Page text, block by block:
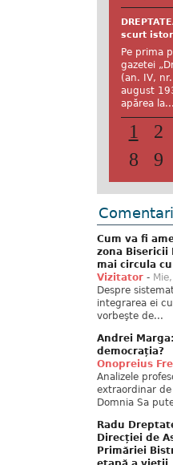
scurt
Pe prima
gazetei
(an. IV,
august
apărea la...
1 2
8
9
Cum va fi
zona Bisericii
mai circula
Vizitator -
Despre
integrarea ei
vorbeşte de...
Andrei
democrația?
Onopreius
Analizele
extraordinar
Domnia Sa
Radu
Direcției de
Primăriei